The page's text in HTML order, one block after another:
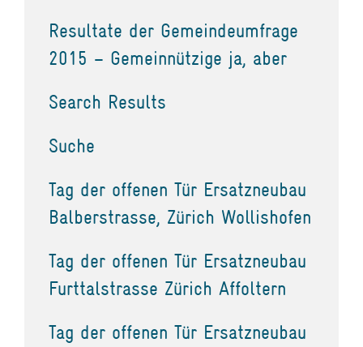
Resultate der Gemeindeumfrage
2015 – Gemeinnützige ja, aber
Search Results
Suche
Tag der offenen Tür Ersatzneubau
Balberstrasse, Zürich Wollishofen
Tag der offenen Tür Ersatzneubau
Furttalstrasse Zürich Affoltern
Tag der offenen Tür Ersatzneubau